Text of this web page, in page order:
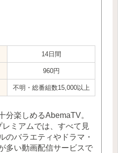
14日間
960円
不明・総番組数15,000以上
分楽しめるAbemaTV。
ミアムでは、すべて見
のバラエティやドラマ・
多い動画配信サービスで